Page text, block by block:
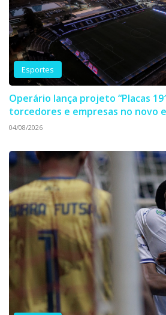
Esportes
Operário lança projeto “Placas
torcedores e empresas no novo
04/08/2026